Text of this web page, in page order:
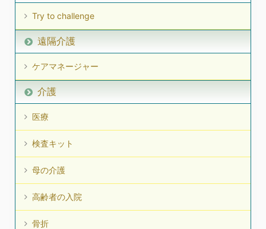
Try to challenge
遠隔介護
ケアマネージャー
介護
医療
検査キット
母の介護
高齢者の入院
骨折